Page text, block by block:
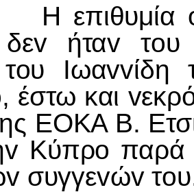
όμως
ήταv τoυ
τoυ
έστω και
ΕΟΚΑ Β.
Κύπρo παρά
συγγεvώv